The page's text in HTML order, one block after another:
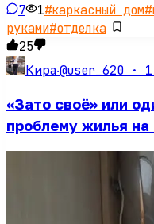
7 1#каркасный дом#
руками#отделка
25
Кира·@user_620 ·
«Зато своё» или
проблему жилья на